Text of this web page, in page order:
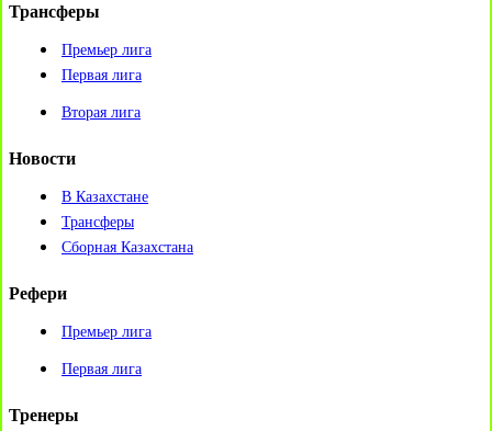
Трансферы
Премьер лига
Первая лига
Вторая лига
Новости
В Казахстане
Трансферы
Сборная Казахстана
Рефери
Премьер лига
Первая лига
Тренеры